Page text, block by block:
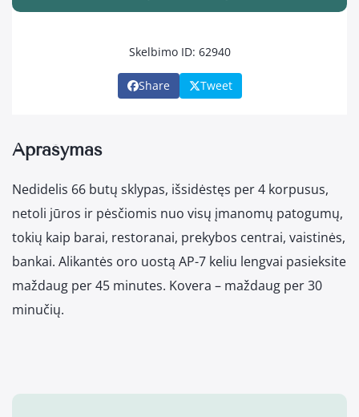
Skelbimo ID: 62940
Share Tweet
Aprašymas
Nedidelis 66 butų sklypas, išsidėstęs per 4 korpusus,
netoli jūros ir pėsčiomis nuo visų įmanomų patogumų,
tokių kaip barai, restoranai, prekybos centrai, vaistinės,
bankai. Alikantės oro uostą AP-7 keliu lengvai pasieksite
maždaug per 45 minutes. Kovera – maždaug per 30
minučių.